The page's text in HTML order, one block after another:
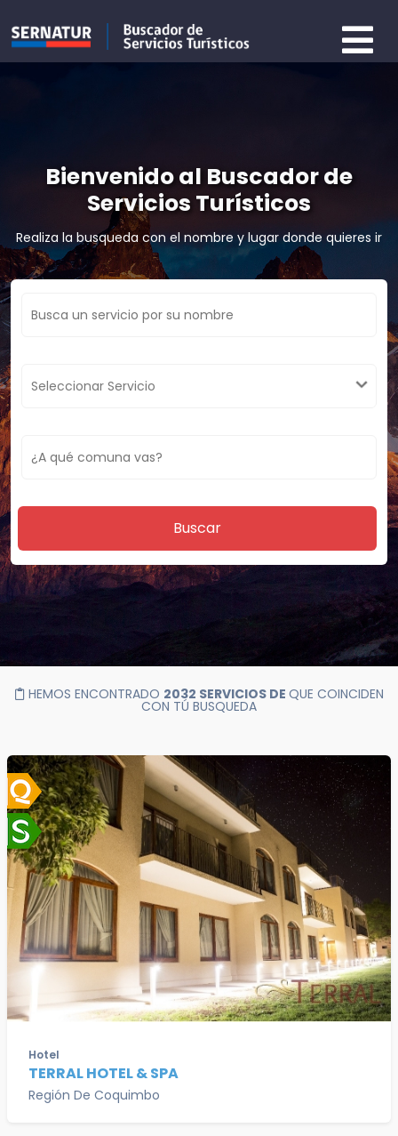
Bienvenido al Buscador de
Servicios Turísticos
Realiza la busqueda con el nombre y lugar donde quieres ir
Buscar
HEMOS ENCONTRADO 2032 SERVICIOS DE QUE COINCIDEN
CON TÚ BUSQUEDA
Hotel
TERRAL HOTEL & SPA
Región De Coquimbo